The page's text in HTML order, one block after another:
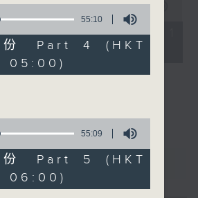
54:59
- 第一部份 Part 1
- 02:00)
55:10
份 Part 4 (HKT
05:00)
55:09
份 Part 5 (HKT
06:00)